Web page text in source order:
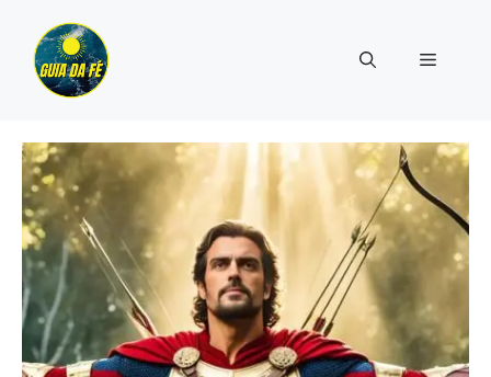
para
conteúdo
Menu